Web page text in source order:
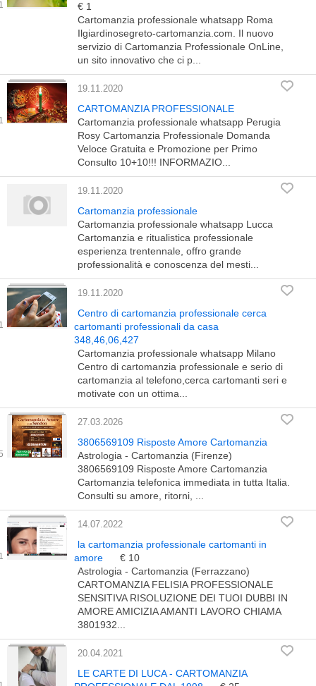
€ 1
Cartomanzia professionale whatsapp Roma
Ilgiardinosegreto-cartomanzia.com. Il nuovo
servizio di Cartomanzia Professionale OnLine,
un sito innovativo che ci p...
19.11.2020
CARTOMANZIA PROFESSIONALE
Cartomanzia professionale whatsapp Perugia
Rosy Cartomanzia Professionale Domanda
Veloce Gratuita e Promozione per Primo
Consulto 10+10!!! INFORMAZIO...
19.11.2020
Cartomanzia professionale
Cartomanzia professionale whatsapp Lucca
Cartomanzia e ritualistica professionale
esperienza trentennale, offro grande
professionalità e conoscenza del mesti...
19.11.2020
Centro di cartomanzia professionale cerca
cartomanti professionali da casa
348,46,06,427
Cartomanzia professionale whatsapp Milano
Centro di cartomanzia professionale e serio di
cartomanzia al telefono,cerca cartomanti seri e
motivate con un ottima...
27.03.2026
3806569109 Risposte Amore Cartomanzia
Astrologia - Cartomanzia (Firenze)
3806569109 Risposte Amore Cartomanzia
Cartomanzia telefonica immediata in tutta Italia.
Consulti su amore, ritorni, ...
14.07.2022
la cartomanzia professionale cartomanti in
amore
€ 10
Astrologia - Cartomanzia (Ferrazzano)
CARTOMANZIA FELISIA PROFESSIONALE
SENSITIVA RISOLUZIONE DEI TUOI DUBBI IN
AMORE AMICIZIA AMANTI LAVORO CHIAMA
3801932...
20.04.2021
LE CARTE DI LUCA - CARTOMANZIA